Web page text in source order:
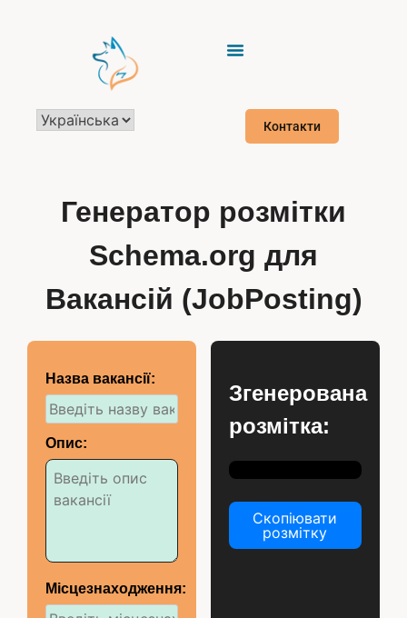
Контакти
Генератор розмітки
Schema.org для
Вакансій (JobPosting)
Назва вакансії:
Опис:
Місцезнаходження:
Згенерована
розмітка:
Скопіювати
розмітку